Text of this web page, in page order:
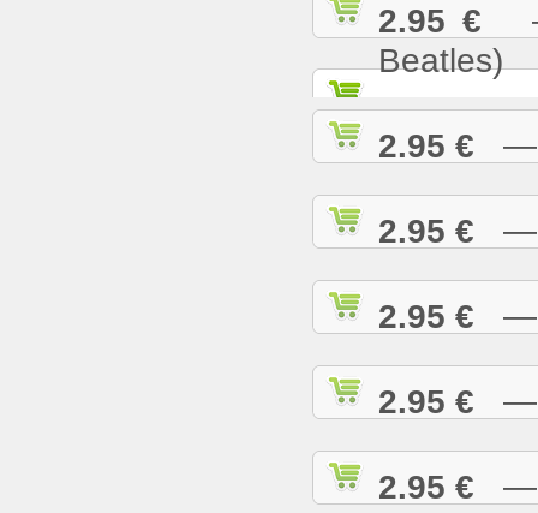
2.95 € —
Beatles)
2.95 € —
2.95 € —
2.95 € —
2.95 € —
2.95 € —